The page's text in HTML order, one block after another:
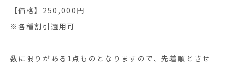
【価格】250,000円
※各種割引適用可
数に限りがある1点ものとなりますので、先着順とさせ